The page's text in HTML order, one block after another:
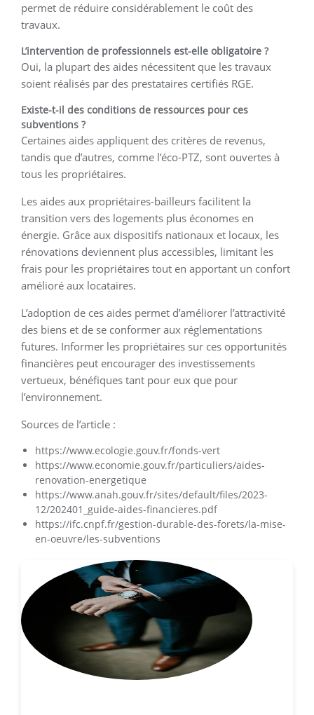
permet de réduire considérablement le coût des
travaux.
L’intervention de professionnels est-elle obligatoire ?
Oui, la plupart des aides nécessitent que les travaux
soient réalisés par des prestataires certifiés RGE.
Existe-t-il des conditions de ressources pour ces
subventions ?
Certaines aides appliquent des critères de revenus,
tandis que d’autres, comme l’éco-PTZ, sont ouvertes à
tous les propriétaires.
Les aides aux propriétaires-bailleurs facilitent la
transition vers des logements plus économes en
énergie. Grâce aux dispositifs nationaux et locaux, les
rénovations deviennent plus accessibles, limitant les
frais pour les propriétaires tout en apportant un confort
amélioré aux locataires.
L’adoption de ces aides permet d’améliorer l’attractivité
des biens et de se conformer aux réglementations
futures. Informer les propriétaires sur ces opportunités
financières peut encourager des investissements
vertueux, bénéfiques tant pour eux que pour
l’environnement.
Sources de l’article :
https://www.ecologie.gouv.fr/fonds-vert
https://www.economie.gouv.fr/particuliers/aides-
renovation-energetique
https://www.anah.gouv.fr/sites/default/files/2023-
12/202401_guide-aides-financieres.pdf
https://ifc.cnpf.fr/gestion-durable-des-forets/la-mise-
en-oeuvre/les-subventions